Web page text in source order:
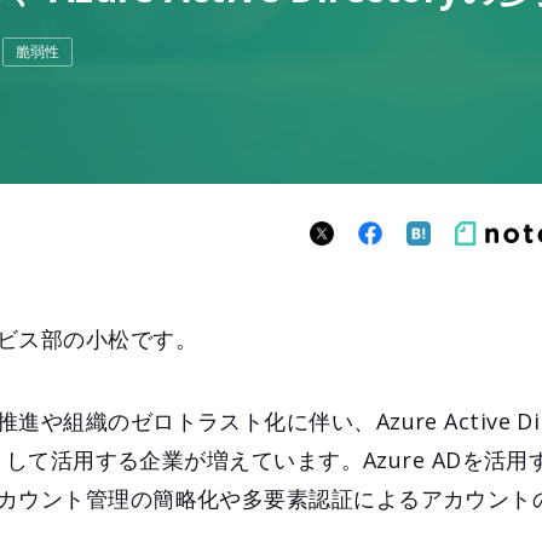
脆弱性
ス部の小松です。
進や組織のゼロトラスト化に伴い、Azure Active
て活用する企業が増えています。Azure ADを活用
ウント管理の簡略化や多要素認証によるアカウント